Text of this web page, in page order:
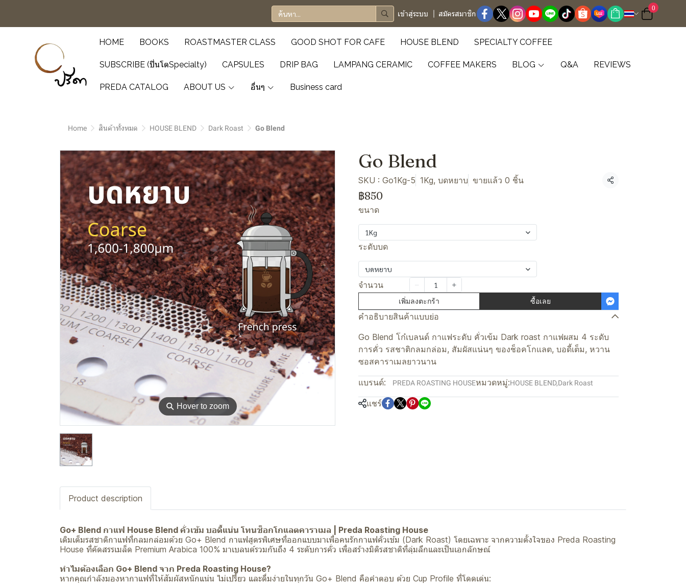
เข้าสู่ระบบ สมัครสมาชิก
0
HOME BOOKS ROASTMASTER CLASS GOOD SHOT FOR CAFE HOUSE BLEND SPECIALTY COFFEE
SUBSCRIBE (ปิ่นโตSpecialty) CAPSULES DRIP BAG LAMPANG CERAMIC COFFEE MAKERS BLOG Q&A REVIEWS
PREDA CATALOG ABOUT US อื่นๆ Business card
Home สินค้าทั้งหมด HOUSE BLEND Dark Roast Go Blend
⚲ Hover to zoom
Go Blend
SKU : Go1Kg-5 1Kg, บดหยาบ ขายแล้ว 0 ชิ้น แชร์
฿850
ขนาด
1Kg
ระดับบด
บดหยาบ
จำนวน
เพิ่มลงตะกร้า ซื้อเลย
คำอธิบายสินค้าแบบย่อ
Go Blend โก๋เบลนด์ กาแฟระดับ คั่วเข้ม Dark roast กาแฟผสม 4 ระดับ
การคั่ว รสชาติกลมกล่อม, สัมผัสแน่นๆ ของช็อคโกแลต, บอดี้เต็ม, หวาน
ซอสคาราเมลยาวนาน
แบรนด์: PREDA ROASTING HOUSEหมวดหมู่:HOUSE BLEND,Dark Roast
แชร์
Product description
Go+ Blend กาแฟ House Blend คั่วเข้ม บอดี้แน่น โทนช็อกโกแลตคาราเมล | Preda Roasting House
เติมเต็มรสชาติกาแฟที่กลมกล่อมด้วย Go+ Blend กาแฟสูตรพิเศษที่ออกแบบมาเพื่อคนรักกาแฟคั่วเข้ม (Dark Roast) โดยเฉพาะ จากความตั้งใจของ Preda Roasting
House ที่คัดสรรเมล็ด Premium Arabica 100% มาเบลนด์รวมกันถึง 4 ระดับการคั่ว เพื่อสร้างมิติรสชาติที่ลุ่มลึกและเป็นเอกลักษณ์
ทำไมต้องเลือก Go+ Blend จาก Preda Roasting House?
หากคุณกำลังมองหากาแฟที่ให้สัมผัสหนักแน่น ไม่เปรี้ยว และดื่มง่ายในทุกวัน Go+ Blend คือคำตอบ ด้วย Cup Profile ที่โดดเด่น: